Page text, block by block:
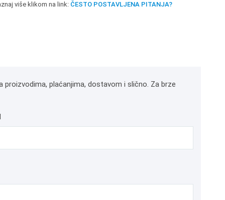
više klikom na link: ČESTO POSTAVLJENA PITANJA?
plaćanjima, dostavom i slično. Za brze